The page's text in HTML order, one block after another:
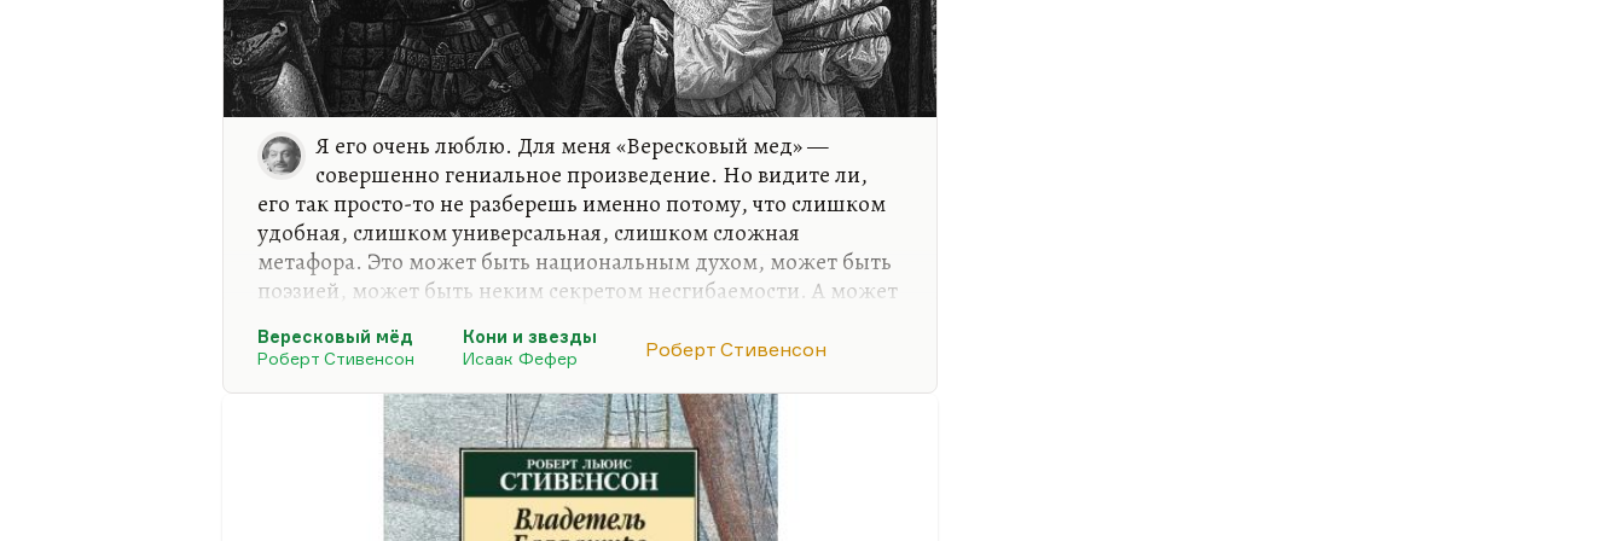
Я его очень люблю. Для меня «Вересковый мед» —
совершенно гениальное произведение. Но видите ли,
его так просто-то не разберешь именно потому, что слишком
удобная, слишком универсальная, слишком сложная
метафора. Это может быть национальным духом, может быть
поэзией, может быть неким секретом несгибаемости. А может
Я так люблю это стихотворение! Особенно в маршаковском
переводе — конгениальном, безусловно. Уж сколько бы ни
говорили, что
При всём при том, при всём при том,
При всём при том, при этом
Маршак остался Маршаком,
Вересковый мёд
Роберт Стивенсон
Кони и звезды
Исаак Фефер
Роберт Стивенсон